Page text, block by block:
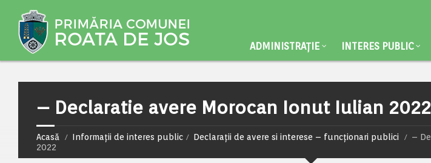
ADMINISTRAȚIE INTERES PUBLIC
– Declaratie avere Morocan Ionut Iulian 2022
Acasă Informații de interes public Declarații de avere si interese – funcționari publici
–
2022